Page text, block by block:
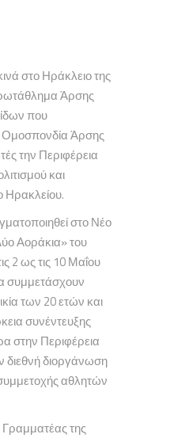
στο Ηράκλειο της
Άρσης
που
Ομοσπονδία Άρσης
την Περιφέρεια
και
Ηρακλείου.
στο Νέο
Αοράκια» του
2 ως τις 10 Μαΐου
συμμετάσχουν
των 20 ετών και
συνέντευξης
στην Περιφέρεια
διεθνή διοργάνωση
αθλητών
Γραμματέας της